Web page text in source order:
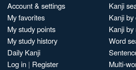
Account & settings
My favorites
My study points
My study history
Daily Kanji
Log in | Register
Kanji
Kanji
Kanji by
Word
Multi-